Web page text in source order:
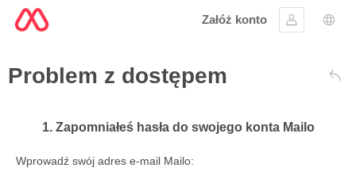
Załóż konto
Zaloguj się
Problem z dostępem
1. Zapomniałeś hasła do swojego konta Mailo
Wprowadź swój adres e-mail Mailo: